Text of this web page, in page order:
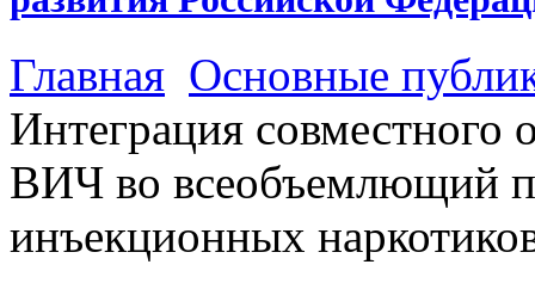
Главная Основные
Интеграция совместного
ВИЧ во всеобъемлющий
инъекционных